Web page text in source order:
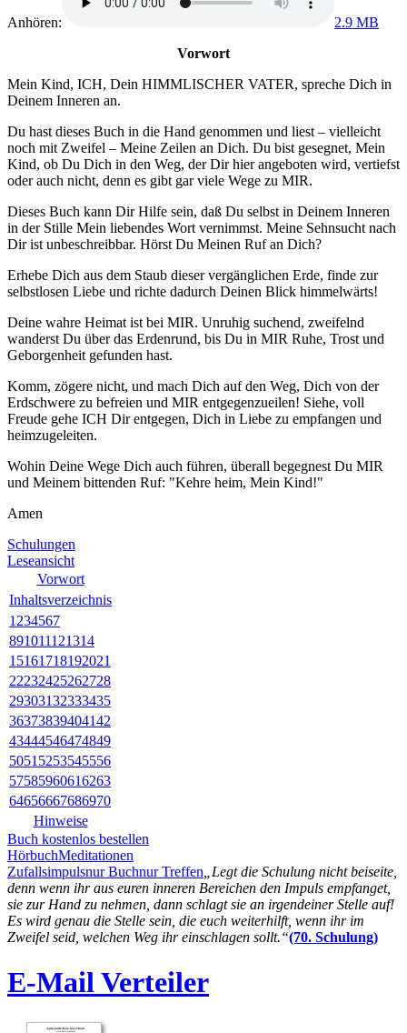
Anhören:
2.9 MB
Vorwort
Mein Kind, ICH, Dein HIMMLISCHER VATER, spreche Dich in
Deinem Inneren an.
Du hast dieses Buch in die Hand genommen und liest – vielleicht
noch mit Zweifel – Meine Zeilen an Dich. Du bist gesegnet, Mein
Kind, ob Du Dich in den Weg, der Dir hier angeboten wird, vertiefst
oder auch nicht, denn es gibt gar viele Wege zu MIR.
Dieses Buch kann Dir Hilfe sein, daß Du selbst in Deinem Inneren
in der Stille Mein liebendes Wort vernimmst. Meine Sehnsucht nach
Dir ist unbeschreibbar. Hörst Du Meinen Ruf an Dich?
Erhebe Dich aus dem Staub dieser vergänglichen Erde, finde zur
selbstlosen Liebe und richte dadurch Deinen Blick himmelwärts!
Deine wahre Heimat ist bei MIR. Unruhig suchend, zweifelnd
wanderst Du über das Erdenrund, bis Du in MIR Ruhe, Trost und
Geborgenheit gefunden hast.
Komm, zögere nicht, und mach Dich auf den Weg, Dich von der
Erdschwere zu befreien und MIR entgegenzueilen! Siehe, voll
Freude gehe ICH Dir entgegen, Dich in Liebe zu empfangen und
heimzugeleiten.
Wohin Deine Wege Dich auch führen, überall begegnest Du MIR
und Meinem bittenden Ruf: "Kehre heim, Mein Kind!"
Amen
Schulungen
Leseansicht
Vorwort
Inhaltsverzeichnis
1 234567
891011121314
15161718192021
22232425262728
29303132333435
36373839404142
43444546474849
5051 5253545556
57585960616263
64656667686970
Hinweise
Buch kostenlos bestellen
HörbuchMeditationen
Zufallsimpulsnur Buchnur Treffen „Legt die Schulung nicht beiseite,
denn wenn ihr aus euren inneren Bereichen den Impuls empfanget,
sie zur Hand zu nehmen, dann schlagt sie an irgendeiner Stelle auf!
Es wird genau die Stelle sein, die euch weiterhilft, wenn ihr im
Zweifel seid, welchen Weg ihr einschlagen sollt.“(70. Schulung)
E-Mail Verteiler